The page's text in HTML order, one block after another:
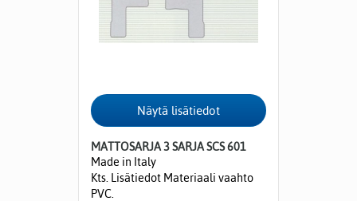
MATTOSARJA 3 SARJA SCS 601
Made in Italy
Kts. Lisätiedot Materiaali vaahto
PVC.